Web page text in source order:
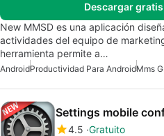
Descargar
New MMSD es una aplicación
actividades del equipo de
herramienta permite a…
AndroidProductividad Para AndroidMms
Settings mobile
4.5 Gratuito